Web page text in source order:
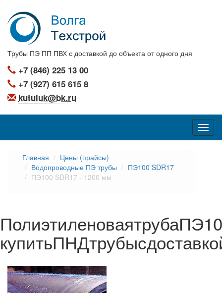
Трубы ПЭ ПП ПВХ с доставкой до объекта от одного дня
+7 (846) 225 13 00
+7 (927) 615 615 8
kutuluk@bk.ru
Главная
Цены (прайсы)
Водопроводные ПЭ трубы
ПЭ100 SDR17
ПЭ100 SDR17 - 1200 мм